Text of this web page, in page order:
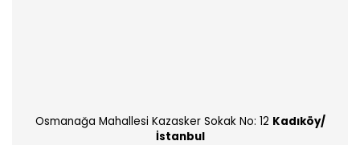
Osmanağa Mahallesi Kazasker Sokak No: 12 Kadıköy/
İstanbul